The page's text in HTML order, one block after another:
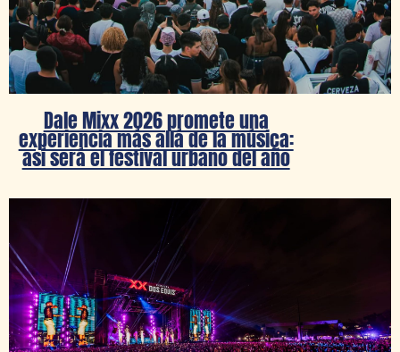
Dale Mixx 2026 promete una
experiencia más allá de la música:
así será el festival urbano del año